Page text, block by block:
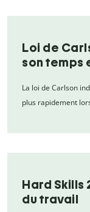
Loi de
son temps
La loi de Carlson
plus rapidement
Hard Skills
du travail